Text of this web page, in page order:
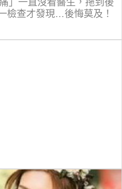
」一直沒看醫生，拖到後
檢查才發現…後悔莫及！